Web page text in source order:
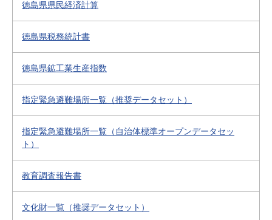
徳島県県民経済計算
徳島県税務統計書
徳島県鉱工業生産指数
指定緊急避難場所一覧（推奨データセット）
指定緊急避難場所一覧（自治体標準オープンデータセッ
ト）
教育調査報告書
文化財一覧（推奨データセット）